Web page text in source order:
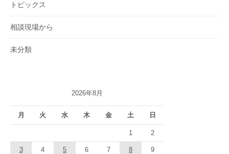
トピックス
相談現場から
未分類
2026年8月
月 火 水 木 金 土 日
1 2
3 4 5 6 7 8 9